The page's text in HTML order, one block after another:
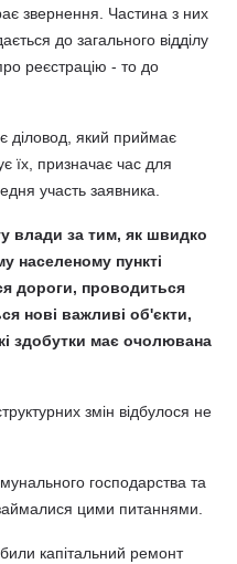
звернення. Частина з них
до загального відділу
реєстрацію - то до
діловод, який приймає
їх, призначає час для
участь заявника.
влади за тим, як швидко
населеному пункті
дороги, проводиться
нові важливі об'єкти,
здобутки має очолювана
змін відбулося не
господарства та
цими питаннями.
капітальний ремонт